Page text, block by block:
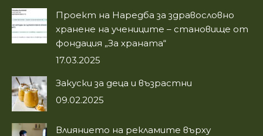
in
new
window
in
new
window
Проект на Наредба за здравословно
хранене на учениците – становище от
фондация „За храната“
17.03.2025
Закуски за деца и възрастни
09.02.2025
Влиянието на рекламите върху